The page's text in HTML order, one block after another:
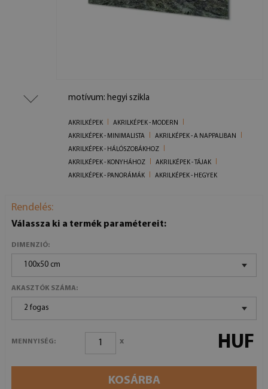
motívum: hegyi szikla
AKRILKÉPEK
AKRILKÉPEK - MODERN
AKRILKÉPEK - MINIMALISTA
AKRILKÉPEK - A NAPPALIBAN
AKRILKÉPEK - HÁLÓSZOBÁKHOZ
AKRILKÉPEK - KONYHÁHOZ
AKRILKÉPEK - TÁJAK
AKRILKÉPEK - PANORÁMÁK
AKRILKÉPEK - HEGYEK
Rendelés:
Válassza ki a termék paramétereit:
DIMENZIÓ:
100x50 cm
AKASZTÓK SZÁMA:
2 fogas
MENNYISÉG: x HUF
KOSÁRBA